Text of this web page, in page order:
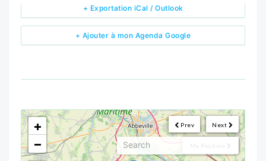
+ Ajouter à mon Agenda Google
+ Exportation iCal / Outlook
Next
Prev
My Position
<!---->
+
−